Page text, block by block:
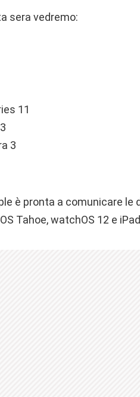
sera vedremo:
11
3
è pronta a comunicare
Tahoe, watchOS 12 e